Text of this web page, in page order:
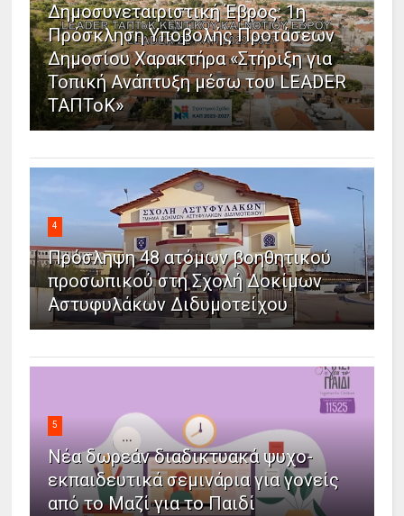
Δημοσυνεταιριστική Έβρος: 1η
Πρόσκληση Υποβολής Προτάσεων
Δημοσίου Χαρακτήρα «Στήριξη για
Τοπική Ανάπτυξη μέσω του LEADER
ΤΑΠΤοΚ»
4
Πρόσληψη 48 ατόμων βοηθητικού
προσωπικού στη Σχολή Δοκίμων
Αστυφυλάκων Διδυμοτείχου
5
Νέα δωρεάν διαδικτυακά ψυχο-
εκπαιδευτικά σεμινάρια για γονείς
από το Μαζί για το Παιδί